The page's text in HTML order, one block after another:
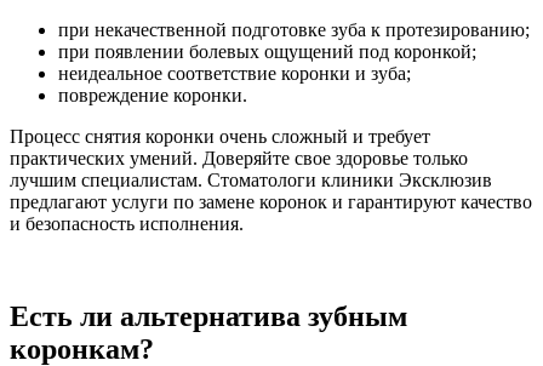
при некачественной подготовке зуба к протезированию;
при появлении болевых ощущений под коронкой;
неидеальное соответствие коронки и зуба;
повреждение коронки.
Процесс снятия коронки очень сложный и требует
практических умений. Доверяйте свое здоровье только
лучшим специалистам. Стоматологи клиники Эксклюзив
предлагают услуги по замене коронок и гарантируют качество
и безопасность исполнения.
Есть ли альтернатива зубным
коронкам?